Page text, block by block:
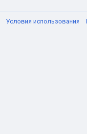
Условия использования